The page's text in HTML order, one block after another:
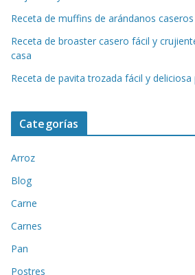
Receta de muffins de arándanos
Receta de broaster casero fácil y
casa
Receta de pavita trozada fácil y
Categorías
Arroz
Blog
Carne
Carnes
Pan
Postres